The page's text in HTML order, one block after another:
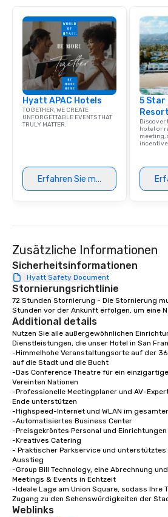
Hyatt APAC Hotels
TOGETHER, WE CREATE
UNFORGETTABLE EVENTS THAT
TRULY MATTER.
Erfahren Sie mehr
5 Star
Discover
hotel or
meeting,
incentive
Zusätzliche Informationen
Sicherheitsinformationen
Hyatt Safety Document
Stornierungsrichtlinie
72 Stunden Stornierung - Die Stornierung
Stunden vor der Ankunft erfolgen, um eine
Additional details
Nutzen Sie alle außergewöhnlichen
Dienstleistungen, die unser Hotel in San
-Himmelhohe Veranstaltungsorte auf der
auf die Stadt und die Bucht
-Das Conference Theatre für ein
Vereinten Nationen
-Professionelle Meetingplaner und AV-
Ende unterstützen
-Highspeed-Internet und WLAN im
-Automatisiertes Business Center
-Preisgekröntes Personal und Einrichtungen
-Kreatives Catering
- Praktischer Parkservice und unterstütztes
Ausstieg
-Group Bill Technology, eine Abrechnung
Meetings & Events in Echtzeit
-Ideale Lage am Union Square, sodass Ihre
Zugang zu den Sehenswürdigkeiten der
Weblinks